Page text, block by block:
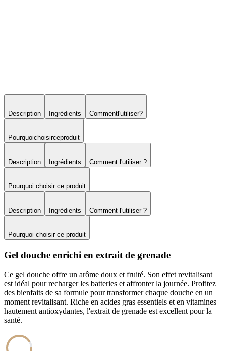
Description Ingrédients Comment l'utiliser?
Pourquoichoisirceproduit
Description Ingrédients Comment l'utiliser ?
Pourquoi choisir ce produit
Description Ingrédients Comment l'utiliser ?
Pourquoi choisir ce produit
Gel douche enrichi en extrait de grenade
Ce gel douche offre un arôme doux et fruité. Son effet revitalisant
est idéal pour recharger les batteries et affronter la journée. Profitez
des bienfaits de sa formule pour transformer chaque douche en un
moment revitalisant. Riche en acides gras essentiels et en vitamines
hautement antioxydantes, l'extrait de grenade est excellent pour la
santé.